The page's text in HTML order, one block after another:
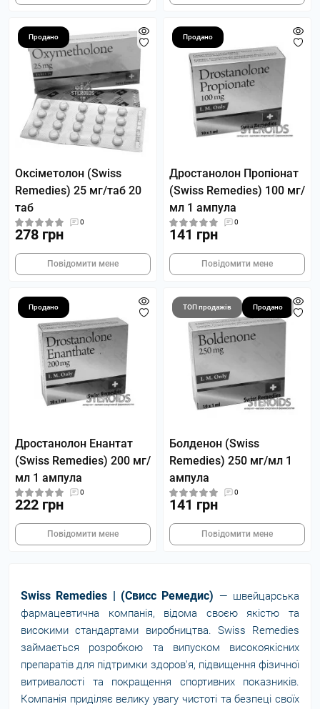
Продано
Оксіметолон (Swiss
Remedies) 25 мг/таб 20
таб
0
278 грн
Повідомити мене
Продано
Дростанолон Пропіонат
(Swiss Remedies) 100 мг/
мл 1 ампула
0
141 грн
Повідомити мене
Продано
Дростанолон Енантат
(Swiss Remedies) 200 мг/
мл 1 ампула
0
222 грн
Повідомити мене
ТОП продажів Продано
Болденон (Swiss
Remedies) 250 мг/мл 1
ампула
0
141 грн
Повідомити мене
Swiss Remedies | (Свисс Ремедис) — швейцарська
фармацевтична компанія, відома своєю якістю та
високими стандартами виробництва. Swiss Remedies
займається розробкою та випуском високоякісних
препаратів для підтримки здоров'я, підвищення фізичної
витривалості та покращення спортивних показників.
Компанія приділяє велику увагу чистоті та безпеці своїх